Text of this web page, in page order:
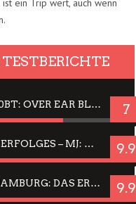
ist ein Trip wert, auch wenn
TESTBERICHTE
JBL TUNE 720BT: OVER EAR BLUETOOTH KOPFHÖRER UM DIE 50,-€ IM DAUER-TEST 7
WEGEN DES ERFOLGES – MJ: MICHAEL JACKSON MUSICAL IN EINER MATINEE SEHEN 9.9
JELLYFISH HAMBURG: DAS ERFOLGREICHE SOMMER-MENÜ 2025 IN GEFÜHLEN UND BILDERN 9.9